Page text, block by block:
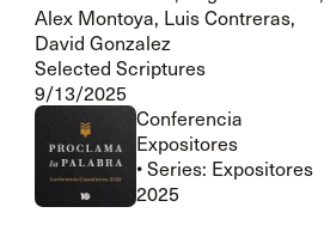
Alex Montoya, Luis Contreras,
David Gonzalez
Selected Scriptures
9/13/2025
Conferencia
Expositores
• Series: Expositores
2025